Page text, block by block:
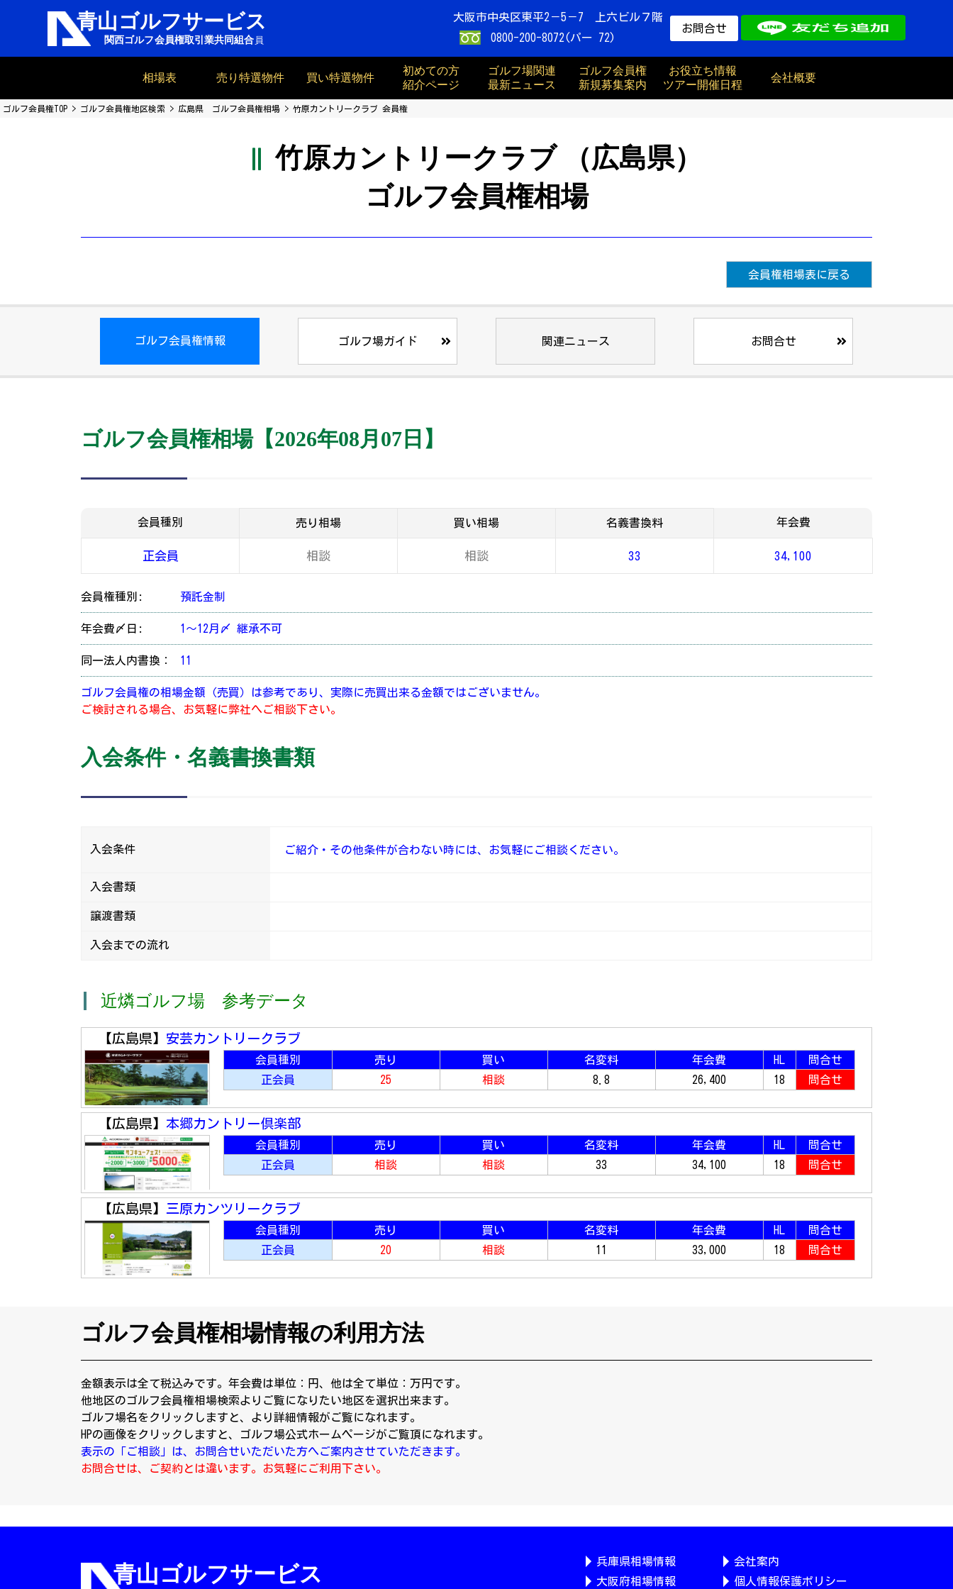
大阪市中央区東平2－5－7 上六ビル７階
0800-200-8072(パー 72)
お問合せ
相場表 売り特選物件 買い特選物件
初めての方
紹介ページ
ゴルフ場関連
最新ニュース
ゴルフ会員権
新規募集案内
お役立ち情報
ツアー開催日程
会社概要
ゴルフ会員権TOP ゴルフ会員権地区検索 広島県 ゴルフ会員権相場 竹原カントリークラブ 会員権
竹原カントリークラブ （広島県）
ゴルフ会員権相場
会員権相場表に戻る
ゴルフ会員権情報 ゴルフ場ガイド 関連ニュース お問合せ
ゴルフ会員権相場【2026年08月07日】
会員種別 売り相場 買い相場 名義書換料 年会費
正会員 相談 相談 33 34,100
会員権種別: 預託金制
年会費〆日: 1～12月〆 継承不可
同一法人内書換： 11
ゴルフ会員権の相場金額（売買）は参考であり、実際に売買出来る金額ではございません。
ご検討される場合、お気軽に弊社へご相談下さい。
入会条件・名義書換書類
入会条件 ご紹介・その他条件が合わない時には、お気軽にご相談ください。
入会書類
譲渡書類
入会までの流れ
近燐ゴルフ場 参考データ
【広島県】 安芸カントリークラブ
会員種別 売り 買い 名変料 年会費 HL
問合せ
正会員
25 相談 8.8 26,400 18 問合せ
【広島県】 本郷カントリー倶楽部
会員種別 売り 買い 名変料 年会費 HL
問合せ
正会員
相談 相談 33 34,100 18 問合せ
【広島県】 三原カンツリークラブ
会員種別 売り 買い 名変料 年会費 HL
問合せ
正会員
20 相談 11 33,000 18 問合せ
ゴルフ会員権相場情報の利用方法
金額表示は全て税込みです。年会費は単位：円、他は全て単位：万円です。
他地区のゴルフ会員権相場検索よりご覧になりたい地区を選択出来ます。
ゴルフ場名をクリックしますと、より詳細情報がご覧になれます。
HPの画像をクリックしますと、ゴルフ場公式ホームページがご覧頂になれます。
表示の「ご相談」は、お問合せいただいた方へご案内させていただきます。
お問合せは、ご契約とは違います。お気軽にご利用下さい。
兵庫県相場情報
大阪府相場情報
会社案内
個人情報保護ポリシー